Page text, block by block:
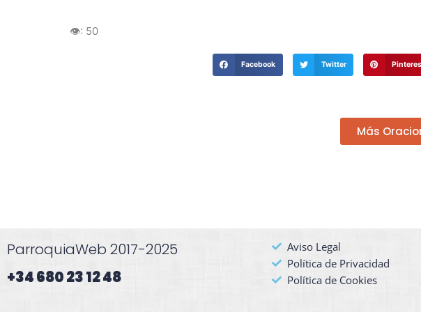
👁️: 50
Facebook Twitter
Más
ParroquiaWeb 2017-2025
+34 680 23 12 48​
Aviso Legal
Política de Privacidad
Política de Cookies